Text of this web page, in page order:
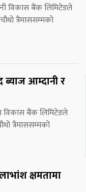
विकास बैंक लिमिटेडले
त्रैमाससम्मको
आम्दानी र
विकास बैंक लिमिटेडले
त्रैमाससम्मको
क्षमतामा